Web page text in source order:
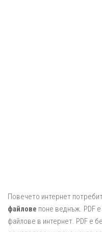
Повечето интернет
файлове поне веднъж. PDF
файлове в интернет. PDF е